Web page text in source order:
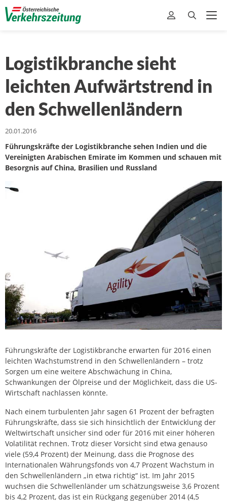
Logistikbranche sieht
leichten Aufwärtstrend in
den Schwellenländern
20.01.2016
Führungskräfte der Logistikbranche sehen Indien und die
Vereinigten Arabischen Emirate im Kommen und schauen mit
Besorgnis auf China, Brasilien und Russland
Führungskräfte der Logistikbranche erwarten für 2016 einen
leichten Wachstumstrend in den Schwellenländern – trotz
Sorgen um eine weitere Abschwächung in China,
Schwankungen der Ölpreise und der Möglichkeit, dass die US-
Wirtschaft nachlassen könnte.
Nach einem turbulenten Jahr sagen 61 Prozent der befragten
Führungskräfte, dass sie sich hinsichtlich der Entwicklung der
Weltwirtschaft unsicher sind oder für 2016 mit einer höheren
Volatilität rechnen. Trotz dieser Vorsicht sind etwa genauso
viele (59,4 Prozent) der Meinung, dass die Prognose des
Internationalen Währungsfonds von 4,7 Prozent Wachstum in
den Schwellenländern „in etwa richtig“ ist. Im Jahr 2015
wuchsen die Schwellenländer um schätzungsweise 3,6 Prozent
bis 4,2 Prozent, das ist ein Rückgang gegenüber 2014 (4,5